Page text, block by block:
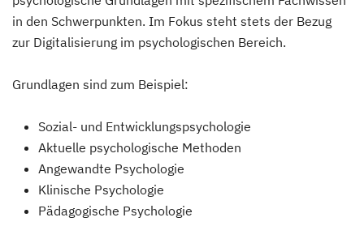
in den Schwerpunkten. Im Fokus steht stets der Bezug
zur Digitalisierung im psychologischen Bereich.
Grundlagen sind zum Beispiel:
Sozial- und Entwicklungspsychologie
Aktuelle psychologische Methoden
Angewandte Psychologie
Klinische Psychologie
Pädagogische Psychologie